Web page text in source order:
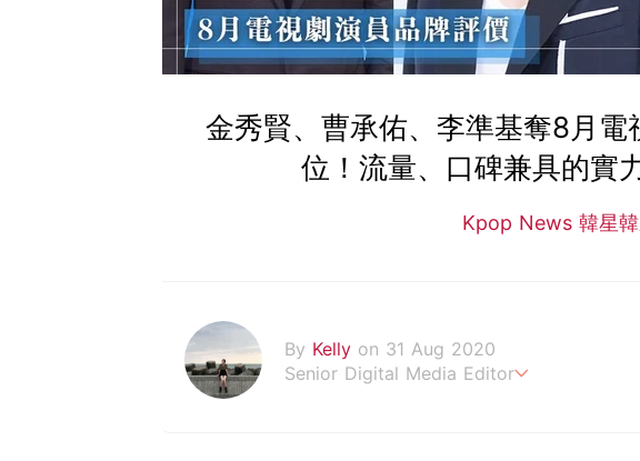
金秀賢、曹承佑、李準基奪8月電
位！流量、口碑兼具的實
Kpop News 韓星韓
By Kelly on 31 Aug 2020
Senior Digital Media Editor